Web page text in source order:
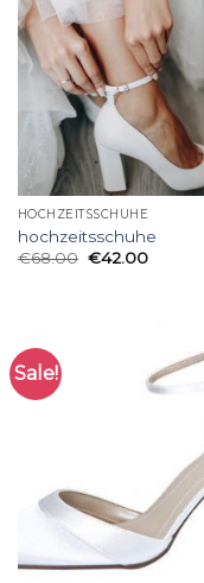
HOCHZEITSSCHUHE
hochzeitsschuhe
€68.00 €42.00
Sale!